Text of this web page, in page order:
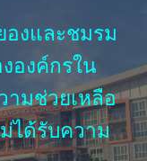
องและชมรม
องค์กรใน
ามช่วยเหลือ
ได้รับความ